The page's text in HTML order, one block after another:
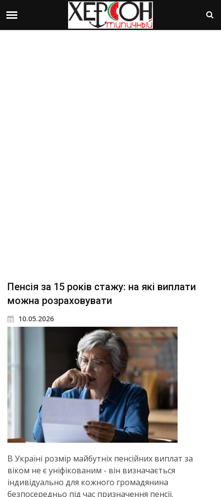
Пенсія за 15 років стажу: на які виплати
можна розраховувати
10.05.2026
В Україні розмір майбутніх пенсійних виплат за
віком не є уніфікованим - він визначається
індивідуально для кожного громадянина
безпосередньо під час призначення пенсії.